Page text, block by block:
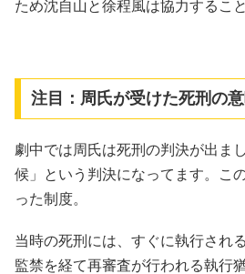
ため沈自山と徐程風は協力するこ
注目：周氏が受けた死刑の
劇中では周氏は死刑の判決が出ま
候」という判決になってます。こ
った制度。
当時の死刑には、すぐに執行され
監禁を経て再審査が行われる執行